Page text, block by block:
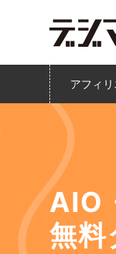
アフィリ
AIO
無料